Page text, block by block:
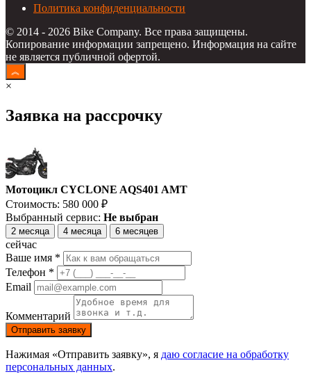
Политика конфиденциальности
© 2014 - 2026 Bike Company. Все права защищены.
Копирование информации запрещено. Информация на сайте
не является публичной офертой.
×
Заявка на рассрочку
Мотоцикл CYCLONE AQS401 AMT
Стоимость: 580 000 ₽
Выбранный сервис: Не выбран
2 месяца 4 месяца 6 месяцев
сейчас
Ваше имя *
Телефон *
Email
Комментарий
Отправить заявку
Нажимая «Отправить заявку», я даю согласие на обработку
персональных данных.